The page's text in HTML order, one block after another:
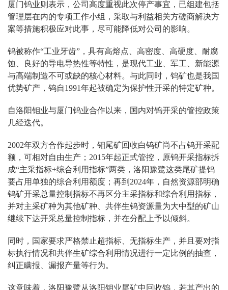
厦门钨业则表示，公司高度重视此次停产事宜，已组建包括
管理层在内的专项工作小组，采取与利益相关方磋商解决方
案等措施积极应对此事，尽可能降低对公司的影响。
钨被称作“工业牙齿”，具有高熔点、高密度、高硬度、耐腐
蚀、良好的导电导热性等特性，是现代工业、军工、新能源
与高端制造不可或缺的核心材料。与此同时，钨矿也是我国
优势矿产，钨自1991年起被确定为保护性开采的特定矿种。
自洛阳钼业与厦门钨业合作以来，国内对钨开采的管控政策
几经迭代。
2002年双方合作起步时，钼尾矿回收白钨矿尚不占钨开采配
额，可相对自由生产；2015年起正式管控，原钨开采指标拆
成“主采指标+综合利用指标”两类，洛阳豫鹭这类尾矿提钨
要占用单独的综合利用额度；再到2024年，自然资源部明确
钨矿开采总量控制指标不再区分主采指标和综合利用指标，
并对主采矿种为其他矿种、共伴生钨资源量为大中型的矿山
继续下达开采总量控制指标，并在分配上予以倾斜。
同时，国家要求严格禁止超指标、无指标生产，并且要对指
标执行情况和共伴生矿综合利用情况进行一定比例的抽查，
纠正瞒报、漏报产量等行为。
这意味着，洛阳豫鹭从洛阳钼业尾矿中回收钨，若其产出的